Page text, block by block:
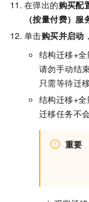
在弹出的购买配
（按量付费）服
单击购买并启动
结构迁移+
请勿手动结
只需等待迁
结构迁移+
迁移任务不
重要